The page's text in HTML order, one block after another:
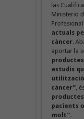
las
Ministerio
actuals
càncer.
aportar la
estudis
utilització
càncer”,
pacients
molt”.